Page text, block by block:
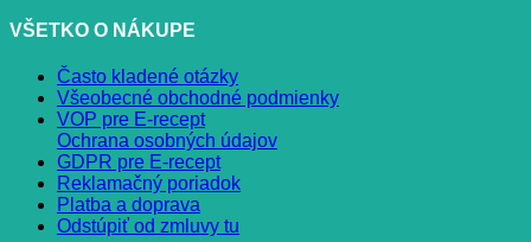
VŠETKO O NÁKUPE
Často kladené otázky
Všeobecné obchodné podmienky
VOP pre E-recept
Ochrana osobných údajov
GDPR pre E-recept
Reklamačný poriadok
Platba a doprava
Odstúpiť od zmluvy tu